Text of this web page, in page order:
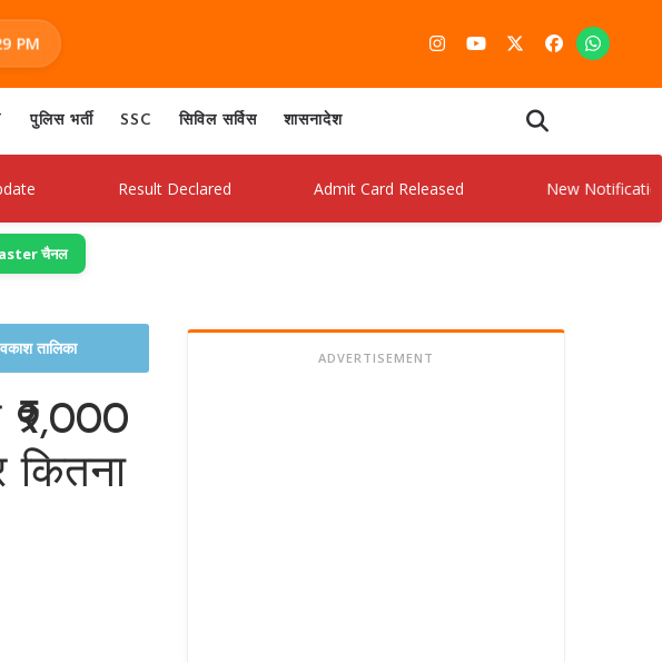
PM
पुलिस भर्ती SSC सिविल सर्विस शासनादेश
Result Declared Admit Card Released New Notification Out
चैनल
तालिका
कितना
ADVERTISEMENT